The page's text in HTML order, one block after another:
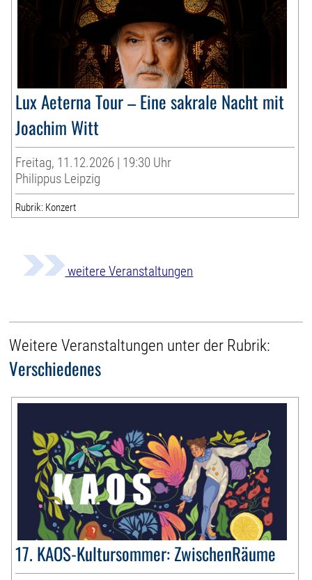
Lux Aeterna Tour – Eine sakrale Nacht mit
Joachim Witt
Freitag, 11.12.2026 | 19:30 Uhr
Philippus Leipzig
Rubrik: Konzert
weitere Veranstaltungen
Weitere Veranstaltungen unter der Rubrik:
Verschiedenes
17. KAOS-Kultursommer: ZwischenRäume